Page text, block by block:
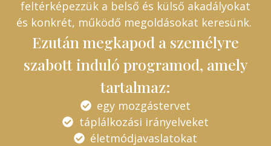
feltérképezzük a belső és külső akadályokat
és konkrét, működő megoldásokat keresünk.
Ezután megkapod a személyre
szabott induló programod, amely
tartalmaz:
egy mozgástervet
táplálkozási irányelveket
életmódjavaslatokat